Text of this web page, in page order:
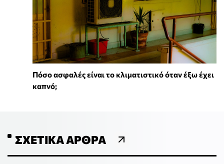
Πόσο ασφαλές είναι το κλιματιστικό όταν έξω έχει
καπνό;
ΣΧΕΤΙΚΆ ΆΡΘΡΑ